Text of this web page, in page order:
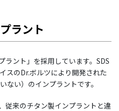
ラント
ラント」を採用しています。SDS
スのDr.ボルツにより開発された
ない）のインプラントです。
従来のチタン製インプラントと違